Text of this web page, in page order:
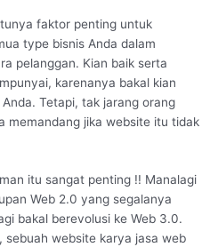
faktor penting untuk
type bisnis Anda dalam
pelanggan. Kian baik serta
karenanya bakal kian
Tetapi, tak jarang orang
memandang jika website itu tidak
itu sangat penting !! Manalagi
Web 2.0 yang segalanya
bakal berevolusi ke Web 3.0.
sebuah website karya jasa web